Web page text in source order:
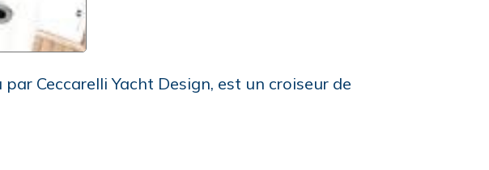
Ceccarelli Yacht Design, est un croiseur de